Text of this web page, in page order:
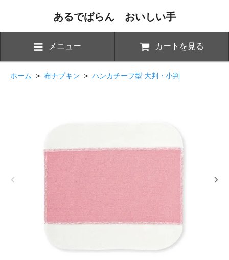
あるでばらん おいしい手
メニュー カートを見る
ホーム > 布ナプキン > ハンカチーフ型 大判・小判